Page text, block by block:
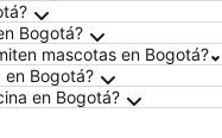
Bogotá?
mascotas en Bogotá?
en Bogotá?
en Bogotá?